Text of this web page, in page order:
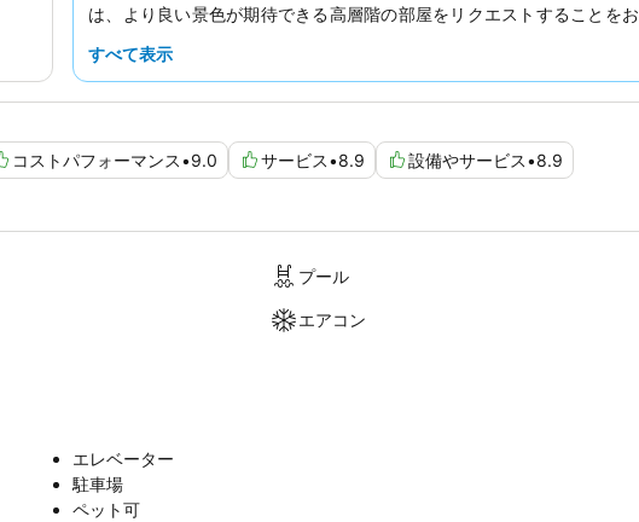
は、より良い景色が期待できる高層階の部屋をリクエストすることをお
すべて表示
コストパフォーマンス•9.0 サービス•8.9 設備やサービス•8.9
プール
エアコン
エレベーター
駐車場
ペット可